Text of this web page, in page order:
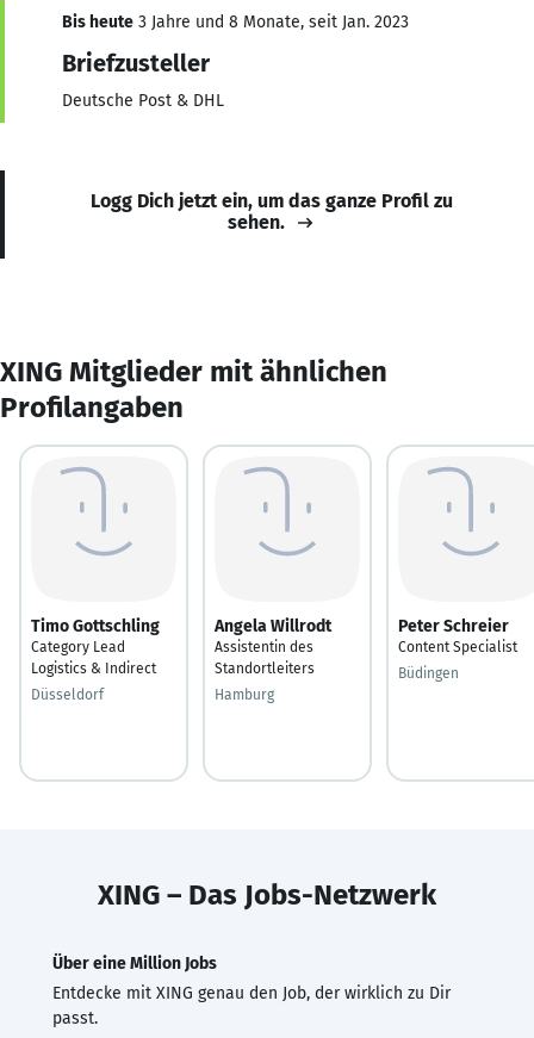
Bis heute 3 Jahre und 8 Monate, seit Jan. 2023
Briefzusteller
Deutsche Post & DHL
Logg Dich jetzt ein, um das ganze Profil zu
sehen.
XING Mitglieder mit ähnlichen
Profilangaben
Timo Gottschling
Category Lead
Logistics & Indirect
Düsseldorf
Angela Willrodt
Assistentin des
Standortleiters
Hamburg
Peter Schreier
Content Specialist
Büdingen
XING – Das Jobs-Netzwerk
Über eine Million Jobs
Entdecke mit XING genau den Job, der wirklich zu Dir
passt.